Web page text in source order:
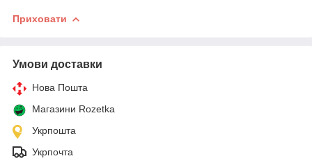
Приховати
Умови доставки
Нова Пошта
Магазини Rozetka
Укрпошта
Укрпочта